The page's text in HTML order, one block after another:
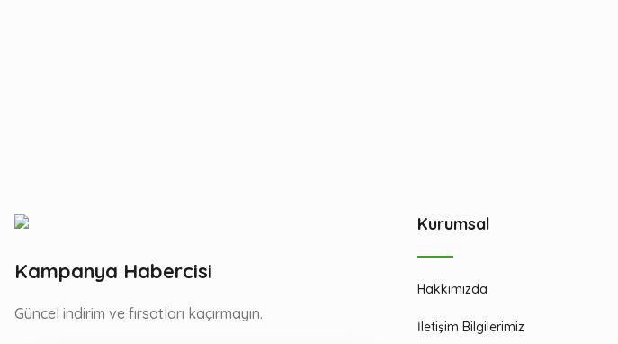
Kampanya Habercisi
Güncel indirim ve fırsatları kaçırmayın.
Kurumsal
Hakkımızda
İletişim Bilgilerimiz